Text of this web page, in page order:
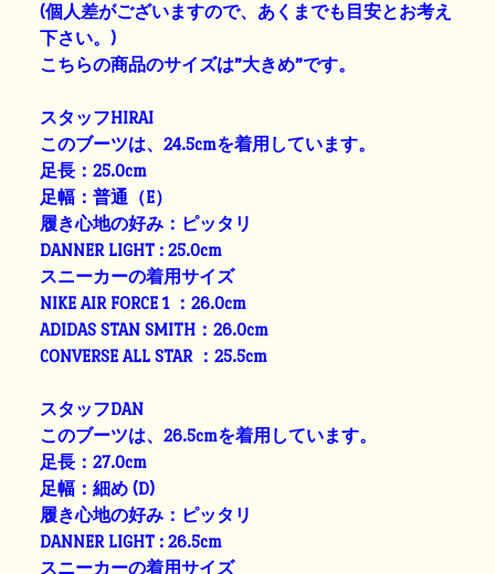
(個人差がございますので、あくまでも目安とお考え
下さい。)
こちらの商品のサイズは”大きめ”です。
スタッフHIRAI
このブーツは、24.5cmを着用しています。
足長：25.0cm
足幅：普通（E）
履き心地の好み：ピッタリ
DANNER LIGHT : 25.0cm
スニーカーの着用サイズ
NIKE AIR FORCE 1 ：26.0cm
ADIDAS STAN SMITH：26.0cm
CONVERSE ALL STAR ：25.5cm
スタッフDAN
このブーツは、26.5cmを着用しています。
足長：27.0cm
足幅：細め (D)
履き心地の好み：ピッタリ
DANNER LIGHT : 26.5cm
スニーカーの着用サイズ